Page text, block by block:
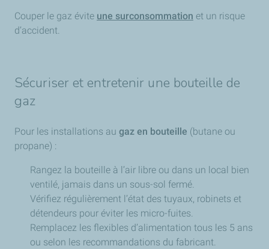
Couper le gaz évite une surconsommation et un risque
d’accident.
Sécuriser et entretenir une bouteille de
gaz
Pour les installations au gaz en bouteille (butane ou
propane) :
Rangez la bouteille à l’air libre ou dans un local bien
ventilé, jamais dans un sous-sol fermé.
Vérifiez régulièrement l’état des tuyaux, robinets et
détendeurs pour éviter les micro-fuites.
Remplacez les flexibles d’alimentation tous les 5 ans
ou selon les recommandations du fabricant.